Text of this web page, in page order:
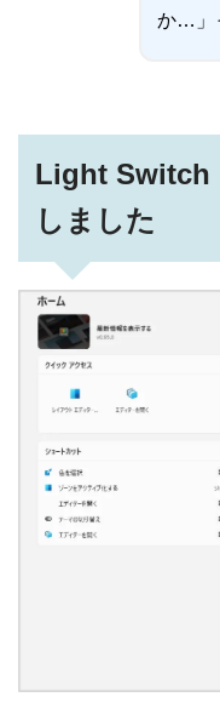
か…」
Light Switch
しました